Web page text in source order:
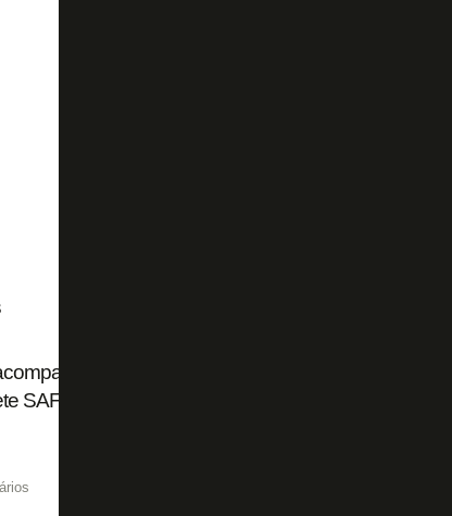
situação e diz que ação contra GDA
SAF